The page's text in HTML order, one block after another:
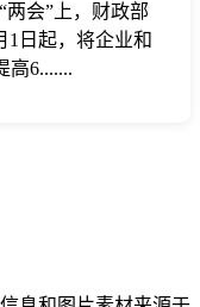
两会”上，财政部
1日起，将企业和
高6.......